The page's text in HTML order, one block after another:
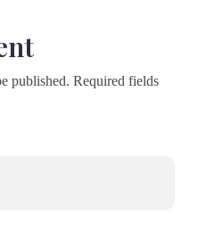
published. Required fields